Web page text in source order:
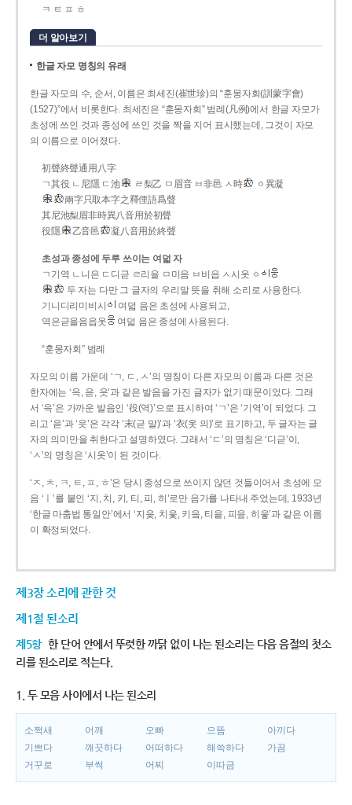
ㅋ ㅌ ㅍ ㅎ
더 알아보기
한글 자모 명칭의 유래
한글 자모의 수, 순서, 이름은 최세진(崔世珍)의 “훈몽자회(訓蒙字會)
(1527)”에서 비롯한다. 최세진은 “훈몽자회” 범례(凡例)에서 한글 자모가
초성에 쓰인 것과 종성에 쓰인 것을 짝을 지어 표시했는데, 그것이 자모
의 이름으로 이어졌다.
初聲終聲通用八字
ㄱ其役 ㄴ尼隱 ㄷ池
ㄹ梨乙 ㅁ眉音 ㅂ非邑 ㅅ時
ㆁ異凝
兩字只取本字之釋俚語爲聲
其尼池梨眉非時異八音用於初聲
役隱
乙音邑 凝八音用於終聲
초성과 종성에 두루 쓰이는 여덟 자
ㄱ기역 ㄴ니은 ㄷ디귿 ㄹ리을 ㅁ미음 ㅂ비읍 ㅅ시옷 ㆁ
두 자는 다만 그 글자의 우리말 뜻을 취해 소리로 사용한다.
기니디리미비시
여덟 음은 초성에 사용되고,
역은귿을음읍옷
여덟 음은 종성에 사용된다.
“훈몽자회” 범례
자모의 이름 가운데 ‘ㄱ, ㄷ, ㅅ’의 명칭이 다른 자모의 이름과 다른 것은
한자에는 ‘윽, 읃, 읏’과 같은 발음을 가진 글자가 없기 때문이었다. 그래
서 ‘윽’은 가까운 발음인 ‘役(역)’으로 표시하여 ‘ㄱ’은 ‘기역’이 되었다. 그
리고 ‘읃’과 ‘읏’은 각각 ‘末(귿 말)’과 ‘衣(옷 의)’로 표기하고, 두 글자는 글
자의 의미만을 취한다고 설명하였다. 그래서 ‘ㄷ’의 명칭은 ‘디귿’이,
‘ㅅ’의 명칭은 ‘시옷’이 된 것이다.
‘ㅈ, ㅊ, ㅋ, ㅌ, ㅍ, ㅎ’은 당시 종성으로 쓰이지 않던 것들이어서 초성에 모
음 ‘ㅣ’를 붙인 ‘지, 치, 키, 티, 피, 히’로만 음가를 나타내 주었는데, 1933년
‘한글 마춤법 통일안’에서 ‘지읒, 치읓, 키읔, 티읕, 피읖, 히읗’과 같은 이름
이 확정되었다.
제3장 소리에 관한 것
제1절 된소리
제5항 한 단어 안에서 뚜렷한 까닭 없이 나는 된소리는 다음 음절의 첫소
리를 된소리로 적는다.
1. 두 모음 사이에서 나는 된소리
소쩍새 어깨 오빠 으뜸
아끼다
기쁘다
깨끗하다 어떠하다 해쓱하다
가끔
거꾸로
부썩 어찌 이따금